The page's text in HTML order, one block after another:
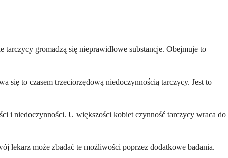
gromadzą się nieprawidłowe substancje. Obejmuje to
się to czasem trzeciorzędową niedoczynnością tarczycy. Jest to
i niedoczynności. U większości kobiet czynność tarczycy wraca do
lekarz może zbadać te możliwości poprzez dodatkowe badania.